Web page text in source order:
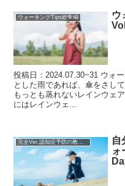
ウォーキングTips総集編
ウ
投稿日：2024.07.30~31 ウォ
とした雨であれば、傘をさし
もっとも蒸れないレインウェ
にはレインウェ...
完全Ver.認知症予防の教科書
自
ォ